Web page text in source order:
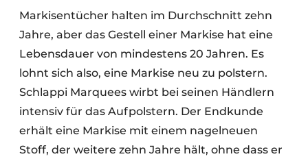
Markisentücher halten im Durchschnitt zehn
Jahre, aber das Gestell einer Markise hat eine
Lebensdauer von mindestens 20 Jahren. Es
lohnt sich also, eine Markise neu zu polstern.
Schlappi Marquees wirbt bei seinen Händlern
intensiv für das Aufpolstern. Der Endkunde
erhält eine Markise mit einem nagelneuen
Stoff, der weitere zehn Jahre hält, ohne dass er